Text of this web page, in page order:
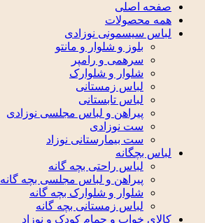
صفحه اصلی
همه محصولات
لباس سیسمونی نوزادی
بلوز و شلوار و مانتو
سرهمی و رامپر
شلوار و شلوارک
لباس زمستانی
لباس تابستانی
پیراهن و لباس مجلسی نوزادی
ست نوزادی
ست بیمارستانی نوزاد
لباس بچگانه
لباس راحتی بچه گانه
پیراهن و لباس مجلسی بچه گانه
شلوار و شلوارک بچه گانه
لباس زمستانی بچه گانه
کالای خواب و حمام کودک و نوزاد